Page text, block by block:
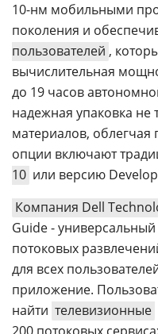
10-нм мобильными
поколения и
пользователей ,
вычислительная
до 19 часов
надежная упаковка не
материалов, облегчая
опции включают
10 или версию
Компания Dell
Guide -
потоковых
для всех
приложение.
найти телевизионные